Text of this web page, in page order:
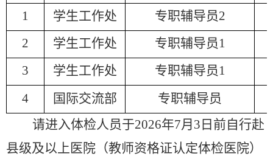
1
学生工作处 专职辅导员2
2
学生工作处 专职辅导员 1
3
学生工作处 专职辅导员 1
4
国际交流部
专职辅导员
请进入体检人员于2026年7月 3 日前自行赴
县级及以上医院（教师资格证认定体检医院）